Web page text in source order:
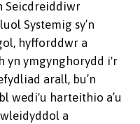
Seicdreiddiwr
Systemig sy’n
hyfforddwr a
yn ymgynghorydd i'r
arall, bu’n
wedi'u harteithio a’u
a